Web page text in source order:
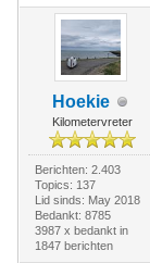
Hoekie
Kilometervreter
Berichten: 2.403
Topics: 137
Lid sinds: May 2018
Bedankt: 8785
3987 x bedankt in
1847 berichten